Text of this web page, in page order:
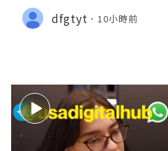
dfgtyt 10小時前